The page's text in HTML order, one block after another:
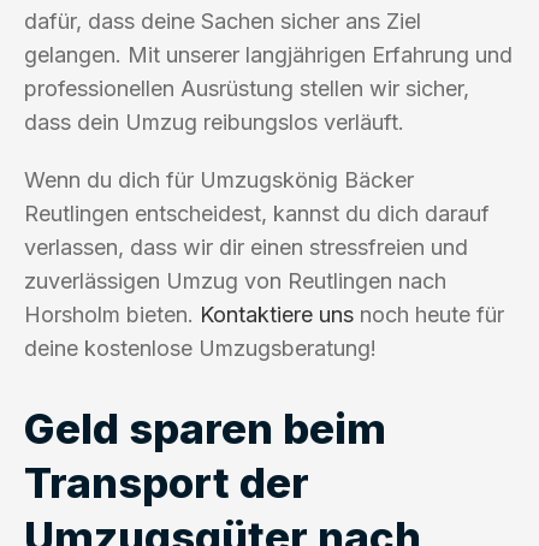
dafür, dass deine Sachen sicher ans Ziel
gelangen. Mit unserer langjährigen Erfahrung und
professionellen Ausrüstung stellen wir sicher,
dass dein Umzug reibungslos verläuft.
Wenn du dich für Umzugskönig Bäcker
Reutlingen entscheidest, kannst du dich darauf
verlassen, dass wir dir einen stressfreien und
zuverlässigen Umzug von Reutlingen nach
Horsholm bieten. Kontaktiere uns noch heute für
deine kostenlose Umzugsberatung!
Geld sparen beim
Transport der